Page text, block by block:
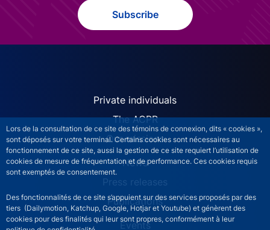
Lors de la consultation de ce site des témoins de connexion, dits « cookies »,
sont déposés sur votre terminal. Certains cookies sont nécessaires au
fonctionnement de ce site, aussi la gestion de ce site requiert l’utilisation de
cookies de mesure de fréquentation et de performance. Ces cookies requis
sont exemptés de consentement.
Des fonctionnalités de ce site s’appuient sur des services proposés par des
tiers (Dailymotion, Katchup, Google, Hotjar et Youtube) et génèrent des
cookies pour des finalités qui leur sont propres, conformément à leur
Subscribe
ACPR site navigation
Private individuals
The ACPR
Our missions
News
Press releases
Publications
Events